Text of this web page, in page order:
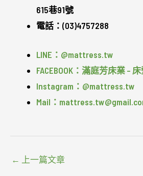
615巷91號
電話：(03)4757288
LINE：@mattress.tw
FACEBOOK：滿庭芳床業 –
Instagram：@mattress.tw
Mail：
← 上一篇文章